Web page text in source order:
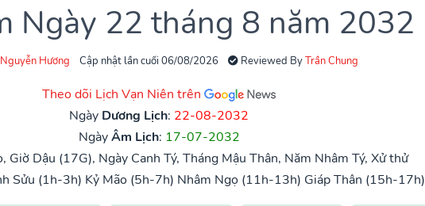
Ngày 22 tháng 8 năm 2032
Nguyễn Hương Cập nhật lần cuối 06/08/2026 Reviewed ByTrần Chung
Theo dõi Lịch Vạn Niên trên
Ngày Dương Lịch: 22-08-2032
NgàyÂm Lịch: 17-07-2032
Giờ Dậu (17G), Ngày Canh Tý, Tháng Mậu Thân, Năm Nhâm Tý, Xử thử
Sửu (1h-3h) Kỷ Mão (5h-7h) Nhâm Ngọ (11h-13h) Giáp Thân (15h-17h)